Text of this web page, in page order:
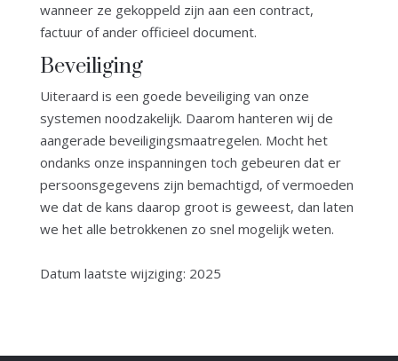
wanneer ze gekoppeld zijn aan een contract,
factuur of ander officieel document.
Beveiliging
Uiteraard is een goede beveiliging van onze
systemen noodzakelijk. Daarom hanteren wij de
aangerade beveiligingsmaatregelen. Mocht het
ondanks onze inspanningen toch gebeuren dat er
persoonsgegevens zijn bemachtigd, of vermoeden
we dat de kans daarop groot is geweest, dan laten
we het alle betrokkenen zo snel mogelijk weten.
Datum laatste wijziging: 2025